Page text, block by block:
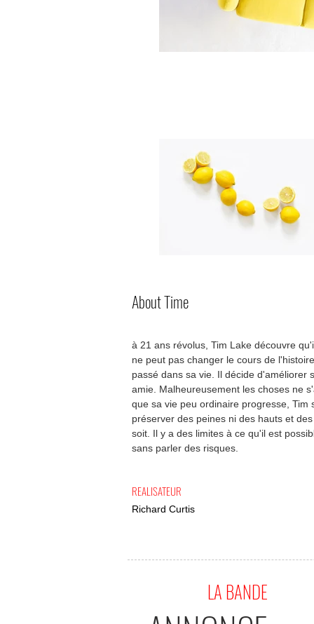
About Time
à 21 ans révolus, Tim Lake découvre
ne peut pas changer le cours de
passé dans sa vie. Il décide d'améliorer
amie. Malheureusement les choses ne
que sa vie peu ordinaire progresse,
préserver des peines ni des hauts et
soit. Il y a des limites à ce qu'il est
sans parler des risques.
REALISATEUR
Richard Curtis
LA BANDE